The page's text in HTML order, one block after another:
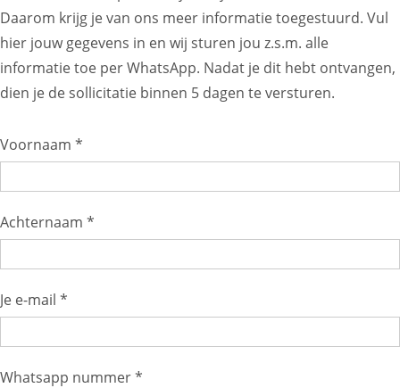
Daarom krijg je van ons meer informatie toegestuurd. Vul
hier jouw gegevens in en wij sturen jou z.s.m. alle
informatie toe per WhatsApp. Nadat je dit hebt ontvangen,
dien je de sollicitatie binnen 5 dagen te versturen.
Voornaam *
Achternaam *
Je e-mail *
Whatsapp nummer *